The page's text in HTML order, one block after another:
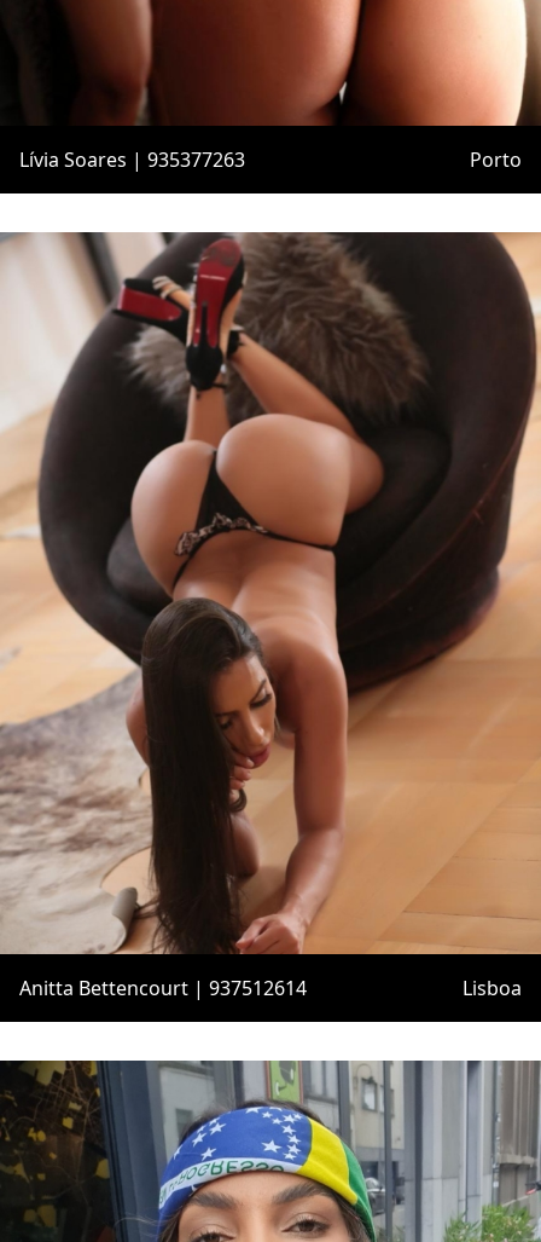
Lívia Soares | 935377263 Porto
Anitta Bettencourt | 937512614 Lisboa